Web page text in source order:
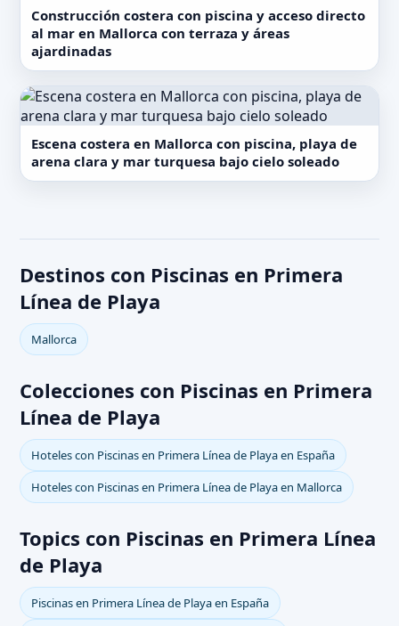
Construcción costera con piscina y acceso directo
al mar en Mallorca con terraza y áreas
ajardinadas
Escena costera en Mallorca con piscina, playa de
arena clara y mar turquesa bajo cielo soleado
Destinos con Piscinas en Primera
Línea de Playa
Mallorca
Colecciones con Piscinas en Primera
Línea de Playa
Hoteles con Piscinas en Primera Línea de Playa en España
Hoteles con Piscinas en Primera Línea de Playa en Mallorca
Topics con Piscinas en Primera Línea
de Playa
Piscinas en Primera Línea de Playa en España